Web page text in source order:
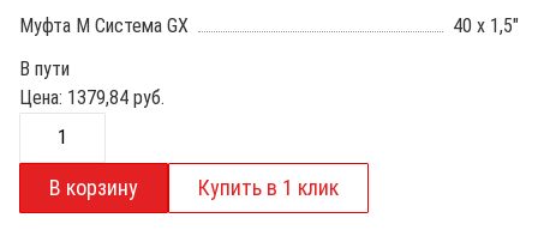
Муфта М Система GX
40 x 1,5"
В пути
Цена: 1379,84 руб.